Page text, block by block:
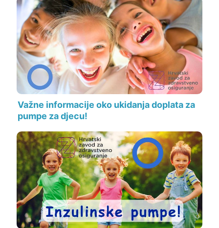
Važne informacije oko ukidanja doplata za
pumpe za djecu!